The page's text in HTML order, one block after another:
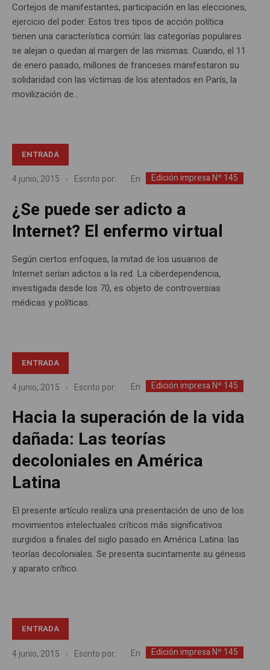
Cortejos de manifestantes, participación en las elecciones,
ejercicio del poder. Estos tres tipos de acción política
tienen una característica común: las categorías populares
se alejan o quedan al margen de las mismas. Cuando, el 11
de enero pasado, millones de franceses manifestaron su
solidaridad con las víctimas de los atentados en París, la
movilización de...
ENTRADA
4 junio, 2015 Escrito por: En Edición impresa Nº 145
¿Se puede ser adicto a
Internet? El enfermo virtual
Según ciertos enfoques, la mitad de los usuarios de
Internet serían adictos a la red. La ciberdependencia,
investigada desde los 70, es objeto de controversias
médicas y políticas.
ENTRADA
4 junio, 2015 Escrito por: En Edición impresa Nº 145
Hacia la superación de la vida
dañada: Las teorías
decoloniales en América
Latina
El presente artículo realiza una presentación de uno de los
movimientos intelectuales críticos más significativos
surgidos a finales del siglo pasado en América Latina: las
teorías decoloniales. Se presenta sucintamente su génesis
y aparato crítico.
ENTRADA
4 junio, 2015 Escrito por: En Edición impresa Nº 145